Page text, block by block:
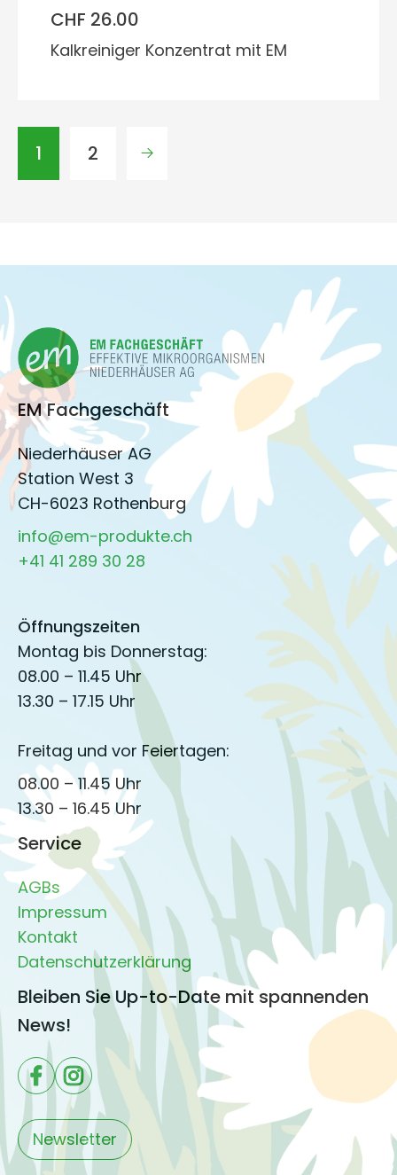
CHF 26.00
Kalkreiniger Konzentrat mit EM
1 2
EM Fachgeschäft
Niederhäuser AG
Station West 3
CH-6023 Rothenburg
info@em-produkte.ch
+41 41 289 30 28
Öffnungszeiten
Montag bis Donnerstag:
08.00 – 11.45 Uhr
13.30 – 17.15 Uhr
Freitag und vor Feiertagen:
08.00 – 11.45 Uhr
13.30 – 16.45 Uhr
Service
AGBs
Impressum
Kontakt
Datenschutzerklärung
Bleiben Sie Up-to-Date mit spannenden
News!
Newsletter